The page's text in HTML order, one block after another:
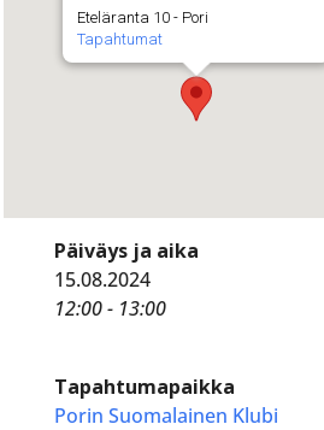
Eteläranta 10 - Pori
Tapahtumat
Päiväys ja aika
15.08.2024
12:00 - 13:00
Tapahtumapaikka
Porin Suomalainen Klubi